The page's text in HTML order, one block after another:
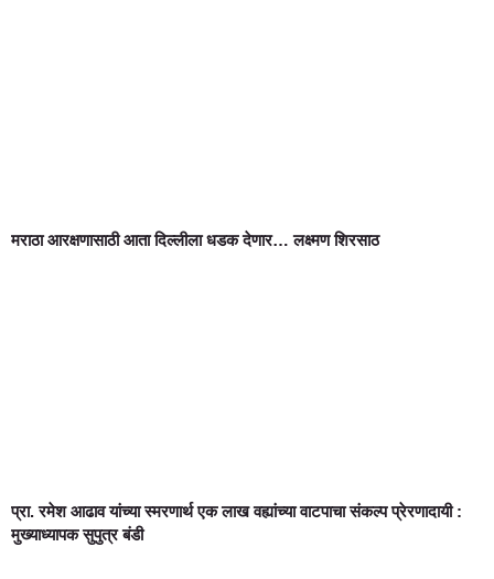
मराठा आरक्षणासाठी आता दिल्लीला धडक देणार… लक्ष्मण शिरसाठ
प्रा. रमेश आढाव यांच्या स्मरणार्थ एक लाख वह्यांच्या वाटपाचा संकल्प प्रेरणादायी :
मुख्याध्यापक सुपुत्र बंडी